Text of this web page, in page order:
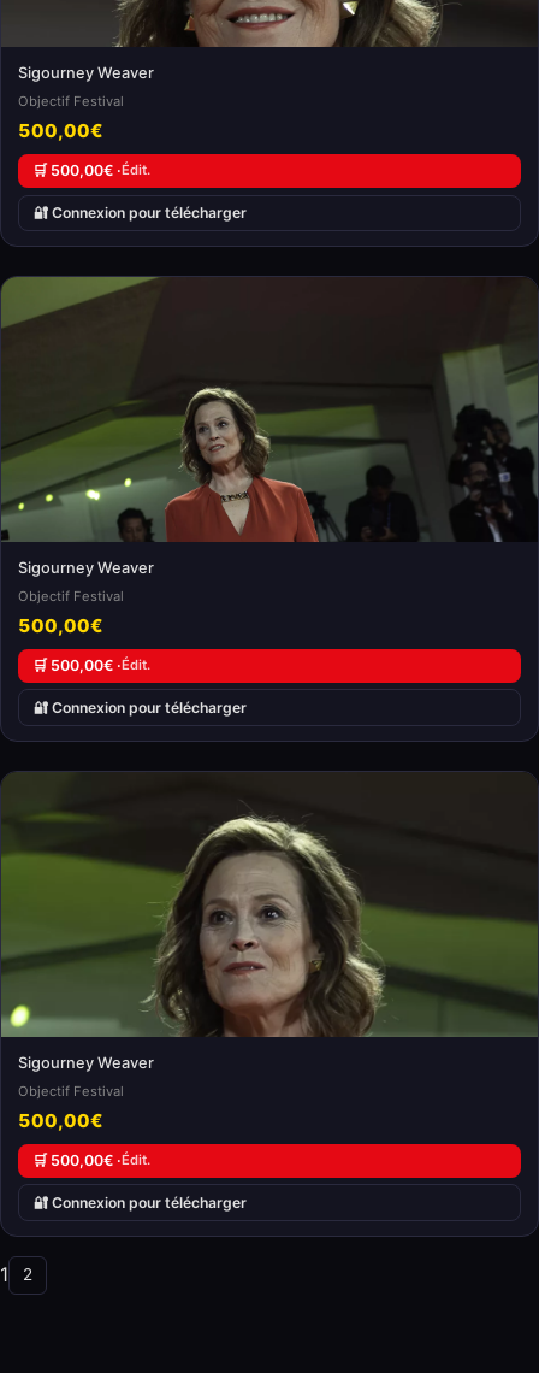
Sigourney Weaver
Objectif Festival
500,00€
🛒 500,00€ ·Édit.
🔐 Connexion pour télécharger
Sigourney Weaver
Objectif Festival
500,00€
🛒 500,00€ ·Édit.
🔐 Connexion pour télécharger
Sigourney Weaver
Objectif Festival
500,00€
🛒 500,00€ ·Édit.
🔐 Connexion pour télécharger
1 2